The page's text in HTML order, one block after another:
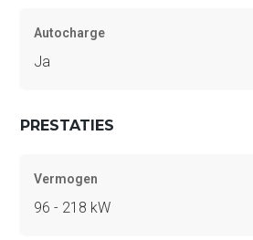
Autocharge
Ja
PRESTATIES
Vermogen
96 - 218 kW